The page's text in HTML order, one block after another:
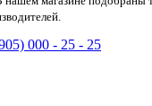
000 - 25 - 25